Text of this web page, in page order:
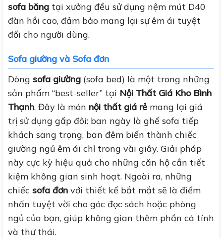
sofa băng tại xưởng đều sử dụng nệm mút D40
đàn hồi cao, đảm bảo mang lại sự êm ái tuyệt
đối cho người dùng.
Sofa giường và Sofa đơn
Dòng sofa giường (sofa bed) là một trong những
sản phẩm “best-seller” tại Nội Thất Giá Kho Bình
Thạnh. Đây là món nội thất giá rẻ mang lại giá
trị sử dụng gấp đôi: ban ngày là ghế sofa tiếp
khách sang trọng, ban đêm biến thành chiếc
giường ngủ êm ái chỉ trong vài giây. Giải pháp
này cực kỳ hiệu quả cho những căn hộ cần tiết
kiệm không gian sinh hoạt. Ngoài ra, những
chiếc sofa đơn với thiết kế bắt mắt sẽ là điểm
nhấn tuyệt vời cho góc đọc sách hoặc phòng
ngủ của bạn, giúp không gian thêm phần cá tính
và thư thái.